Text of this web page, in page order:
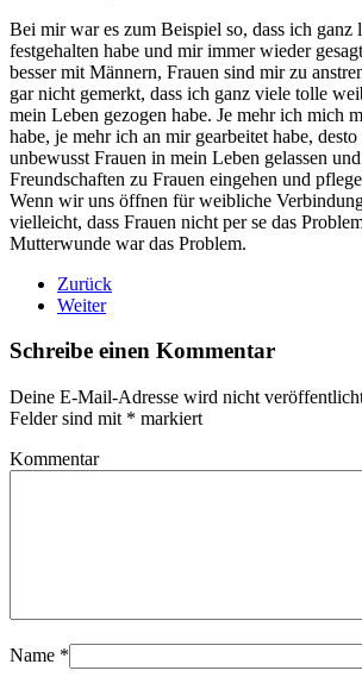
Bei mir war es zum Beispiel so, dass ich ganz
festgehalten habe und mir immer wieder
besser mit Männern, Frauen sind mir zu
gar nicht gemerkt, dass ich ganz viele tolle
mein Leben gezogen habe. Je mehr ich mich
habe, je mehr ich an mir gearbeitet habe,
unbewusst Frauen in mein Leben gelassen
Freundschaften zu Frauen eingehen und
Wenn wir uns öffnen für weibliche
vielleicht, dass Frauen nicht per se das
Mutterwunde war das Problem.
Zurück
Weiter
Schreibe einen Kommentar
Deine E-Mail-Adresse wird nicht
Felder sind mit * markiert
Kommentar
Name *